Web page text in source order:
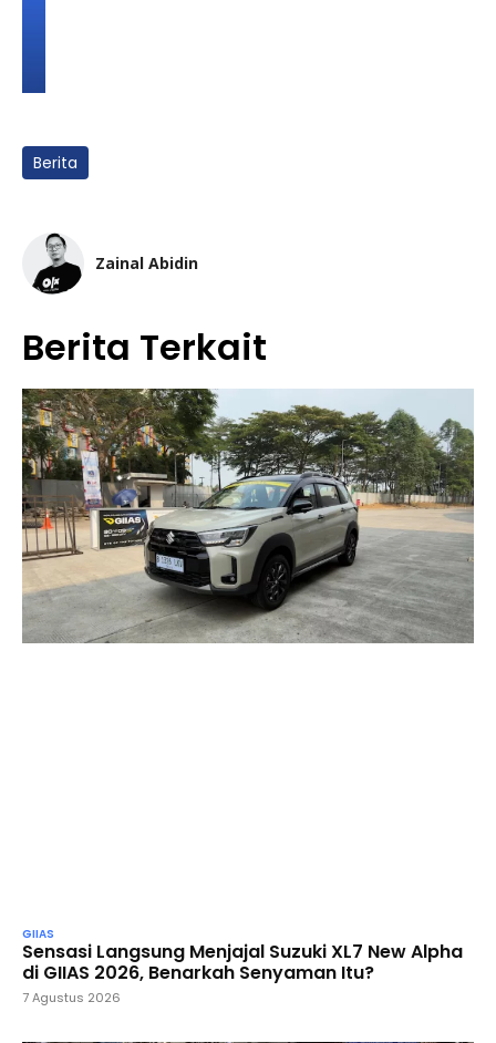
Berita
Zainal Abidin
Berita Terkait
GIIAS
Sensasi Langsung Menjajal Suzuki XL7 New Alpha
di GIIAS 2026, Benarkah Senyaman Itu?
7 Agustus 2026